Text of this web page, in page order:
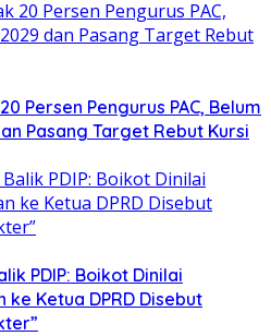
Persen Pengurus PAC, Belum
Pasang Target Rebut Kursi
PDIP: Boikot Dinilai
ke Ketua DPRD Disebut